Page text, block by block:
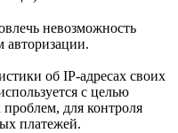
невозможность
авторизации.
об IP-адресах своих
с целью
для контроля
платежей.